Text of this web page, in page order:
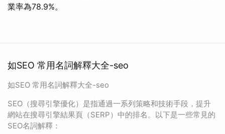
業率為78.9%。
如SEO 常用名詞解釋大全-seo
如SEO 常用名詞解釋大全-seo
SEO（搜尋引擎優化）是指通過一系列策略和技術手段，提升
網站在搜尋引擎結果頁（SERP）中的排名。以下是一些常見的
SEO名詞解釋：